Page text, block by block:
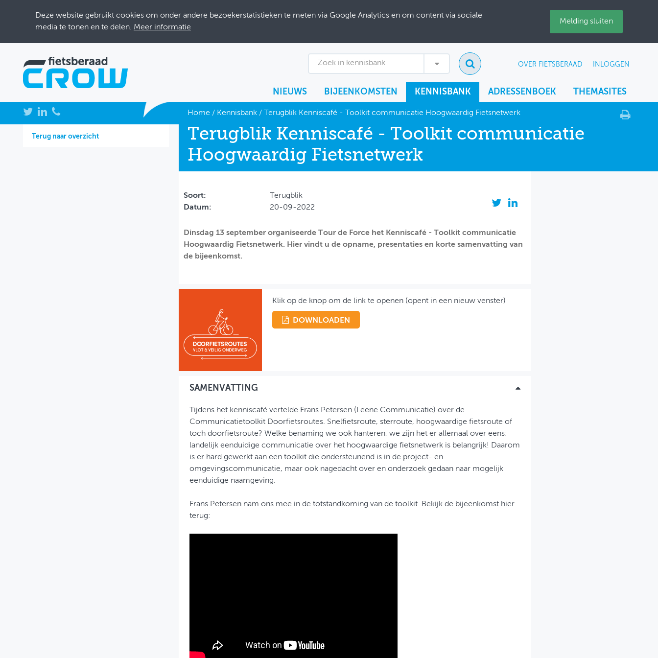
Deze website gebruikt cookies om onder andere bezoekerstatistieken te meten via Google Analytics en om content via sociale
media te tonen en te delen. Meer informatie
Melding sluiten
Zoek in kennisbank OVER FIETSBERAAD INLOGGEN
NIEUWS BIJEENKOMSTEN KENNISBANK ADRESSENBOEK THEMASITES
NIEUWS
BIJEENKOMSTEN
Home / Kennisbank/ Terugblik Kenniscafé - Toolkit communicatie Hoogwaardig Fietsnetwerk
Terug naar overzicht
Terugblik Kenniscafé - Toolkit communicatie
Hoogwaardig Fietsnetwerk
Soort:
Terugblik
Datum:
20-09-2022
Dinsdag 13 september organiseerde Tour de Force het Kenniscafé - Toolkit communicatie
Hoogwaardig Fietsnetwerk. Hier vindt u de opname, presentaties en korte samenvatting van
de bijeenkomst.
Klik op de knop om de link te openen (opent in een nieuw venster)
DOWNLOADEN
SAMENVATTING
Tijdens het kenniscafé vertelde Frans Petersen (Leene Communicatie) over de
Communicatietoolkit Doorfietsroutes. Snelfietsroute, sterroute, hoogwaardige fietsroute of
toch doorfietsroute? Welke benaming we ook hanteren, we zijn het er allemaal over eens:
landelijk eenduidige communicatie over het hoogwaardige fietsnetwerk is belangrijk! Daarom
is er hard gewerkt aan een toolkit die ondersteunend is in de project- en
omgevingscommunicatie, maar ook nagedacht over en onderzoek gedaan naar mogelijk
eenduidige naamgeving.
Frans Petersen nam ons mee in de totstandkoming van de toolkit. Bekijk de bijeenkomst hier
terug: